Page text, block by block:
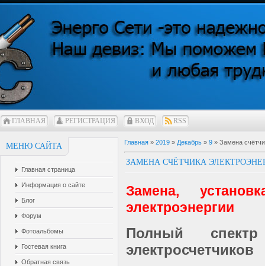
ГЛАВНАЯ РЕГИСТРАЦИЯ ВХОД RSS
МЕНЮ САЙТА
Главная страница
Информация о сайте
Блог
Форум
Фотоальбомы
Гостевая книга
Обратная связь
Главная » 2019 » Декабрь » 9 » Замена
ЗАМЕНА СЧЁТЧИКА
Замена,
электроэнергии
Полный
электросчетчиков